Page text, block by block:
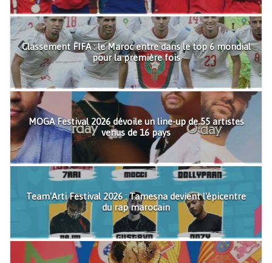
Classement FIFA : le Maroc entre dans le top 6 mondial
pour la première fois
MOGA Festival 2026 dévoile un line-up de 55 artistes
venus de 16 pays
Team'Arti Festival 2026 : Tamesna devient l'épicentre
du rap marocain